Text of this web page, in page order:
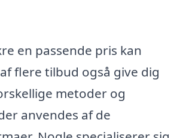
en passende pris kan
flere tilbud også give dig
metoder og
anvendes af de